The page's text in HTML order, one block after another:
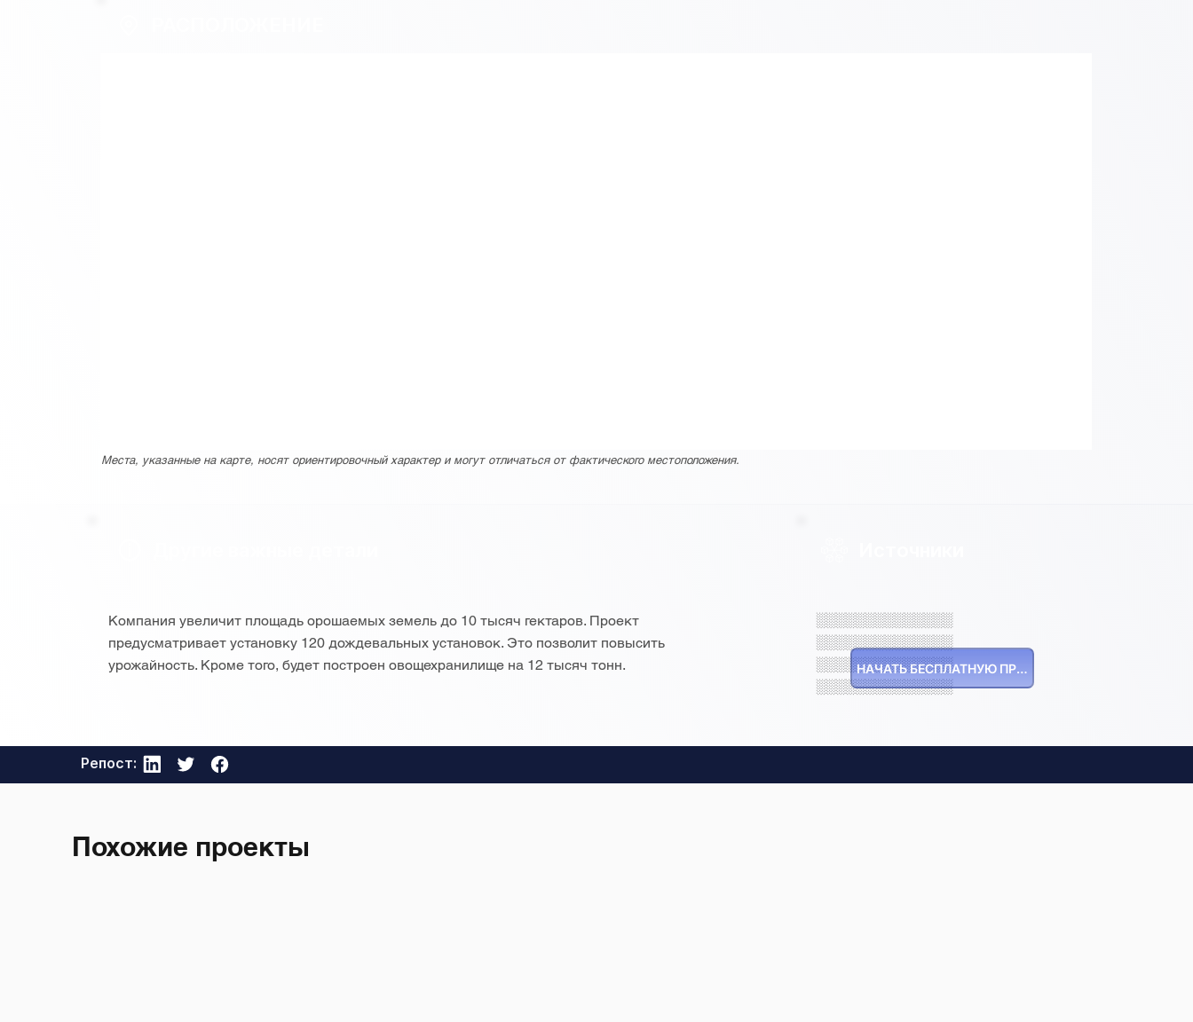
Места, указанные на карте, носят ориентировочный характер и могут отличаться от фактического местоположения.
Компания увеличит площадь орошаемых земель до 10 тысяч гектаров. Проект
предусматривает установку 120 дождевальных установок. Это позволит повысить
урожайность. Кроме того, будет построен овощехранилище на 12 тысяч тонн.
░░░░░░░░░░░░░░
░░░░░░░░░░░░░░
░░░░░░░░░░░░░░
░░░░░░░░░░░░░░
НАЧАТЬ БЕСПЛАТНУЮ ПРОБНУЮ ВЕРСИЮ
Репост:
Похожие проекты